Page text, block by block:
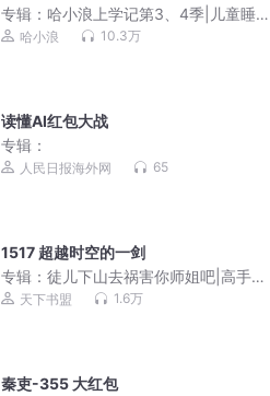
专辑： 哈小浪上学记第3、4季|儿童睡前
故事|校园故事
哈小浪 10.3万
读懂AI红包大战
专辑：
人民日报海外网 65
1517 超越时空的一剑
专辑：徒儿下山去祸害你师姐吧|高手下
山，我有九个无敌师父
天下书盟 1.6万
秦吏-355 大红包